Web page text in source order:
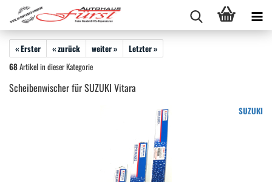
« Erster « zurück weiter »
Letzter »
68Artikel in dieser Kategorie
Scheibenwischer für SUZUKI Vitara
SUZUKI